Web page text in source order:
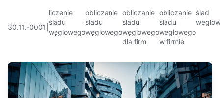
30.11.-0001
liczenie
śladu
węglowego
obliczanie
śladu
węglowego
obliczanie
śladu
węglowego
dla firm
obliczanie
śladu
węglowego
w firmie
ślad